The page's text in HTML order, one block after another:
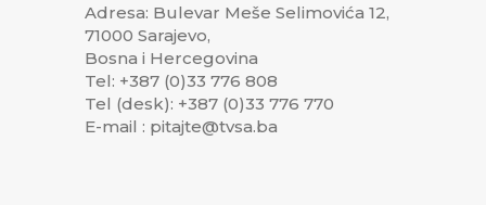
Adresa: Bulevar Meše Selimovića 12,
71000 Sarajevo,
Bosna i Hercegovina
Tel: +387 (0)33 776 808
Tel (desk): +387 (0)33 776 770
E-mail : pitajte@tvsa.ba